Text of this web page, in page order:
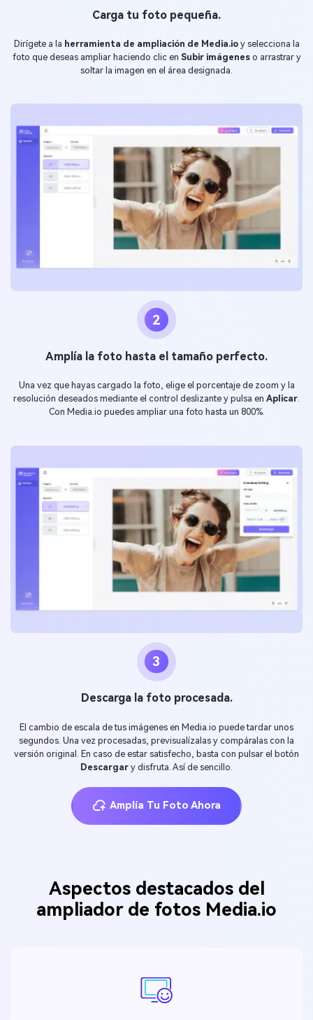
Carga tu foto pequeña.
Dirígete a la herramienta de ampliación de Media.ioy selecciona la
foto que deseas ampliar haciendo clic en Subir imágeneso arrastrar y
soltar la imagen en el área designada.
2
Amplía la foto hasta el tamaño perfecto.
Una vez que hayas cargado la foto, elige el porcentaje de zoom y la
resolución deseados mediante el control deslizante y pulsa en Aplicar.
Con Media.io puedes ampliar una foto hasta un 800%.
3
Descarga la foto procesada.
El cambio de escala de tus imágenes en Media.io puede tardar unos
segundos. Una vez procesadas, previsualízalas y compáralas con la
versión original. En caso de estar satisfecho, basta con pulsar el botón
Descargar y disfruta. Así de sencillo.
Amplía Tu Foto Ahora
Aspectos destacados del
ampliador de fotos Media.io